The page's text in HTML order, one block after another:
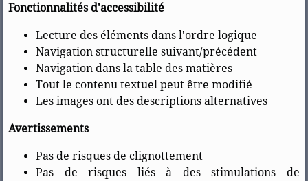
Fonctionnalités d'accessibilité
Lecture des éléments dans l'ordre logique
Navigation structurelle suivant/précédent
Navigation dans la table des matières
Tout le contenu textuel peut être modifié
Les images ont des descriptions alternatives
Avertissements
Pas de risques de clignottement
Pas de risques liés à des stimulations de